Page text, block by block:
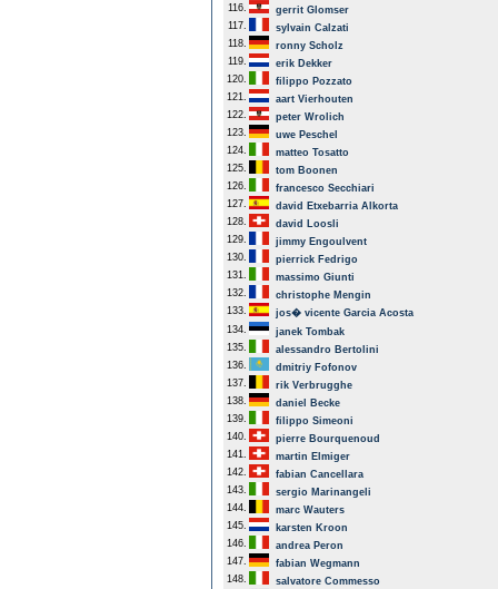
116.
gerrit Glomser
117.
sylvain Calzati
118.
ronny Scholz
119.
erik Dekker
120.
filippo Pozzato
121.
aart Vierhouten
122.
peter Wrolich
123.
uwe Peschel
124.
matteo Tosatto
125.
tom Boonen
126.
francesco Secchiari
127.
david Etxebarria Alkorta
128.
david Loosli
129.
jimmy Engoulvent
130.
pierrick Fedrigo
131.
massimo Giunti
132.
christophe Mengin
133.
jos� vicente Garcia Acosta
134.
janek Tombak
135.
alessandro Bertolini
136.
dmitriy Fofonov
137.
rik Verbrugghe
138.
daniel Becke
139.
filippo Simeoni
140.
pierre Bourquenoud
141.
martin Elmiger
142.
fabian Cancellara
143.
sergio Marinangeli
144.
marc Wauters
145.
karsten Kroon
146.
andrea Peron
147.
fabian Wegmann
148.
salvatore Commesso